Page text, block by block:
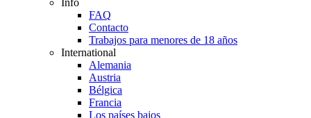
Info
FAQ
Contacto
Trabajos para menores de 18 años
International
Alemania
Austria
Bélgica
Francia
Los países bajos